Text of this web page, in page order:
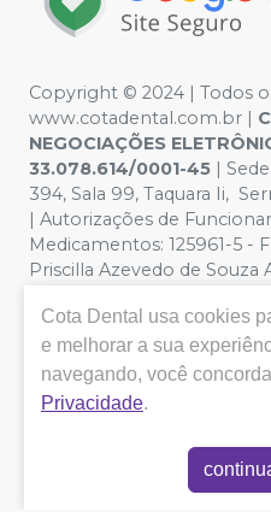
Copyright © 2024 | Todos
www.cotadental.com.br |
NEGOCIAÇÕES
33.078.614/0001-45 |
394, Sala 99, Taquara Ii,
| Autorizações de
Medicamentos: 125961-5 -
Priscilla Azevedo de Souza
ilustrativas - Os preços e
sujeitos a alterações. Em
no site, o valor válido é o
vendemos por atacado,
Cota Dental usa cookies
e melhorar a sua
navegando, você
Privacidade.